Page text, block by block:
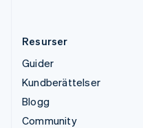
Resurser
Guider
Kundberättelser
Blogg
Community